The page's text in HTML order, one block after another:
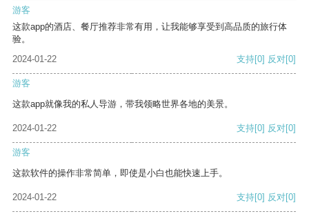
游客
这款app的酒店、餐厅推荐非常有用，让我能够享受到高品质的旅行体
验。
2024-01-22
支持[0] 反对[0]
游客
这款app就像我的私人导游，带我领略世界各地的美景。
2024-01-22 支持[0] 反对[0]
游客
这款软件的操作非常简单，即使是小白也能快速上手。
2024-01-22 支持[0] 反对[0]